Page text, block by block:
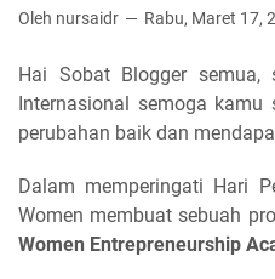
Oleh nursaidr Rabu, Maret 17,
Hai Sobat Blogger semua,
Internasional semoga
perubahan baik dan
Dalam memperingati Hari
Women membuat sebuah
Women Entrepreneurship